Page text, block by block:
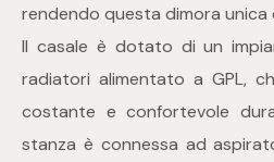
rendendo questa dimora unica
Il casale è dotato di un
radiatori alimentato a GPL,
costante e confortevole
stanza è connessa ad
3
4
5